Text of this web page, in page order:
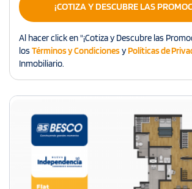
¡COTIZA Y DESCUBRE LAS
Al hacer click en "¡Cotiza y Descubre las
los Términos y CondicionesyPolíticas de
Inmobiliario.